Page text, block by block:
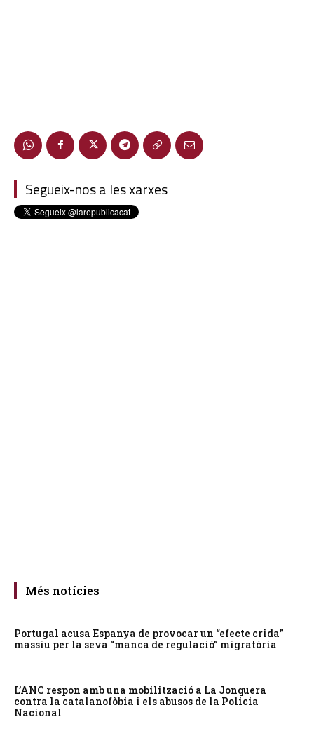
Segueix-nos a les xarxes
Més notícies
Portugal acusa Espanya de provocar un “efecte crida”
massiu per la seva “manca de regulació” migratòria
L’ANC respon amb una mobilització a La Jonquera
contra la catalanofòbia i els abusos de la Policia
Nacional